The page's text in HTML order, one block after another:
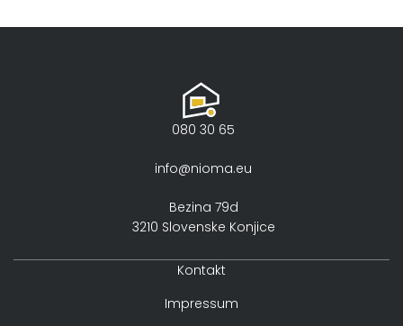
080 30 65
info@nioma.eu
Bezina 79d
3210 Slovenske Konjice
Kontakt
Impressum